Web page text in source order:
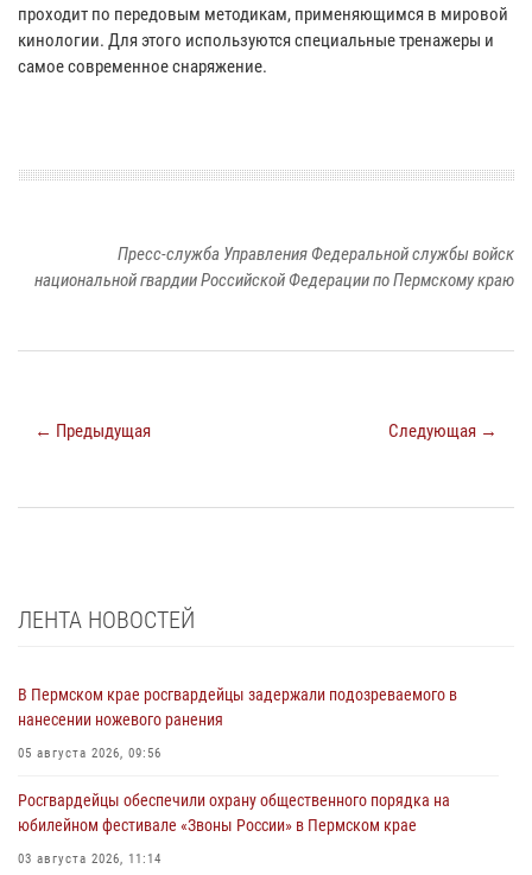
проходит по передовым методикам, применяющимся в мировой
кинологии. Для этого используются специальные тренажеры и
самое современное снаряжение.
Пресс-служба Управления Федеральной службы войск
национальной гвардии Российской Федерации по Пермскому краю
← Предыдущая Следующая →
ЛЕНТА НОВОСТЕЙ
В Пермском крае росгвардейцы задержали подозреваемого в
нанесении ножевого ранения
05 августа 2026, 09:56
Росгвардейцы обеспечили охрану общественного порядка на
юбилейном фестивале «Звоны России» в Пермском крае
03 августа 2026, 11:14